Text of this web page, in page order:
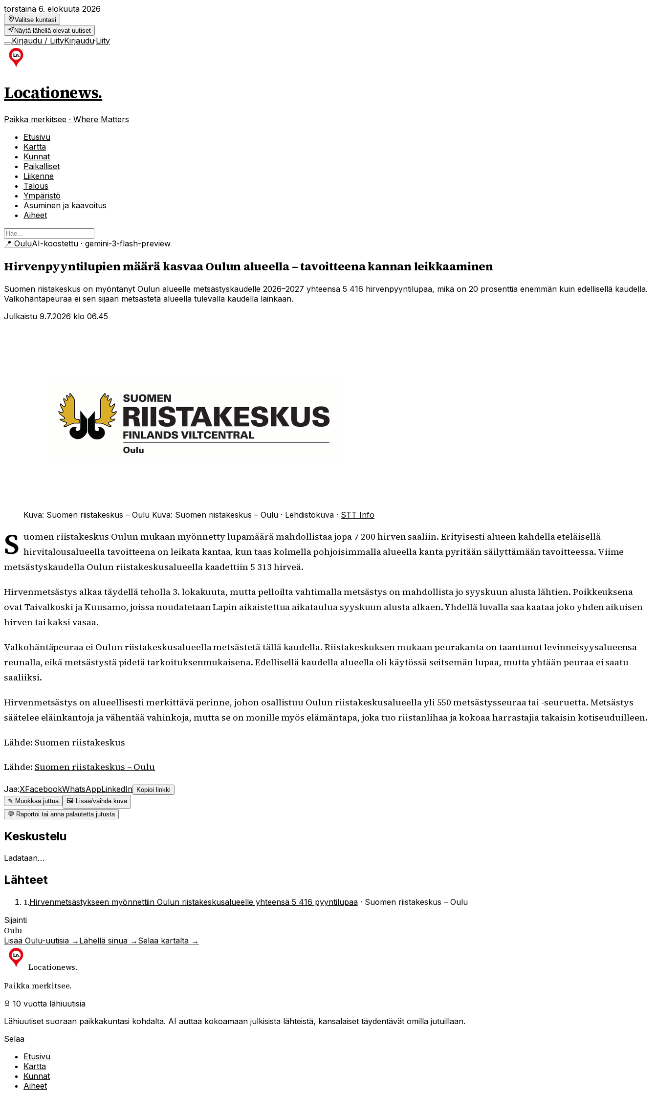
torstaina 6. elokuuta 2026
Valitse kuntasi
Näytä lähellä olevat uutiset
Kirjaudu / LiityKirjaudu·Liity
Locationews.
Paikka merkitsee · Where Matters
Etusivu
Kartta
Kunnat
Paikalliset
Liikenne
Talous
Ympäristö
Asuminen ja kaavoitus
Aiheet
📍 OuluAI-koostettu · gemini-3-flash-preview
Hirvenpyyntilupien määrä kasvaa Oulun alueella – tavoitteena kannan leikkaaminen
Suomen riistakeskus on myöntänyt Oulun alueelle metsästyskaudelle 2026–2027 yhteensä 5 416 hirvenpyyntilupaa, mikä on 20 prosenttia enemmän kuin edellisellä kaudella.
Valkohäntäpeuraa ei sen sijaan metsästetä alueella tulevalla kaudella lainkaan.
Julkaistu 9.7.2026 klo 06.45
Kuva: Suomen riistakeskus – Oulu Kuva: Suomen riistakeskus – Oulu · Lehdistökuva · STT Info
S uomen riistakeskus Oulun mukaan myönnetty lupamäärä mahdollistaa jopa 7 200 hirven saaliin. Erityisesti alueen kahdella eteläisellä
hirvitalousalueella tavoitteena on leikata kantaa, kun taas kolmella pohjoisimmalla alueella kanta pyritään säilyttämään tavoitteessa. Viime
metsästyskaudella Oulun riistakeskusalueella kaadettiin 5 313 hirveä.
Hirvenmetsästys alkaa täydellä teholla 3. lokakuuta, mutta pelloilta vahtimalla metsästys on mahdollista jo syyskuun alusta lähtien. Poikkeuksena
ovat Taivalkoski ja Kuusamo, joissa noudatetaan Lapin aikaistettua aikataulua syyskuun alusta alkaen. Yhdellä luvalla saa kaataa joko yhden aikuisen
hirven tai kaksi vasaa.
Valkohäntäpeuraa ei Oulun riistakeskusalueella metsästetä tällä kaudella. Riistakeskuksen mukaan peurakanta on taantunut levinneisyysalueensa
reunalla, eikä metsästystä pidetä tarkoituksenmukaisena. Edellisellä kaudella alueella oli käytössä seitsemän lupaa, mutta yhtään peuraa ei saatu
saaliiksi.
Hirvenmetsästys on alueellisesti merkittävä perinne, johon osallistuu Oulun riistakeskusalueella yli 550 metsästysseuraa tai -seuruetta. Metsästys
säätelee eläinkantoja ja vähentää vahinkoja, mutta se on monille myös elämäntapa, joka tuo riistanlihaa ja kokoaa harrastajia takaisin kotiseuduilleen.
Lähde: Suomen riistakeskus
Lähde: Suomen riistakeskus – Oulu
Jaa:XFacebookWhatsAppLinkedIn
Kopioi linkki
✎ Muokkaa juttua
🖼 Lisää/vaihda kuva
💬 Raportoi tai anna palautetta jutusta
Keskustelu
Ladataan…
Lähteet
1.Hirvenmetsästykseen myönnettiin Oulun riistakeskusalueelle yhteensä 5 416 pyyntilupaa· Suomen riistakeskus – Oulu
Sijainti
Oulu
Lisää Oulu-uutisia → Lähellä sinua → Selaa kartalta →
Locationews.
Paikka merkitsee.
10 vuotta lähiuutisia
Lähiuutiset suoraan paikkakuntasi kohdalta. AI auttaa kokoamaan julkisista lähteistä, kansalaiset täydentävät omilla jutuillaan.
Selaa
Etusivu
Kartta
Kunnat
Aiheet